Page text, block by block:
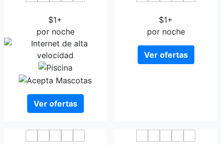
$1+
por noche
Ver ofertas
$1+
por noche
Ver ofertas